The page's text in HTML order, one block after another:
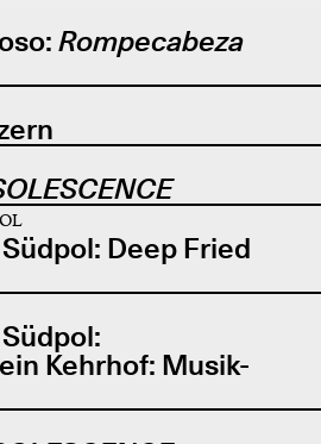
Rompecabeza
Deep Fried
Kehrhof: Musik-